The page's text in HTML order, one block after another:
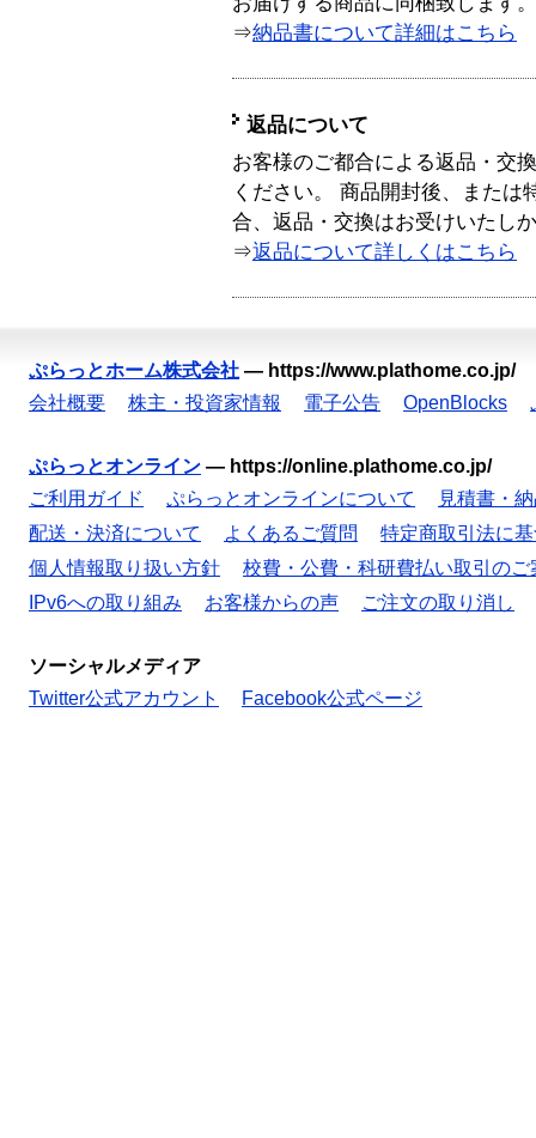
⇒納品書について詳細はこちら
返品について
お客様のご都合による返品・交
ください。 商品開封後、または
合、返品・交換はお受けいたし
⇒返品について詳しくはこちら
ぷらっとホーム株式会社 — https://www.plathome.co.jp/
会社概要
株主・投資家情報 電子公告 OpenBlocks
ぷらっとオンライン — https://online.plathome.co.jp/
ご利用ガイド
ぷらっとオンラインについて
見積書・
配送・決済について
よくあるご質問
特定商取引法に
個人情報取り扱い方針
校費・公費・科研費払い取引のご
IPv6への取り組み
お客様からの声 ご注文の取り消し
ソーシャルメディア
Twitter公式アカウント
Facebook公式ページ